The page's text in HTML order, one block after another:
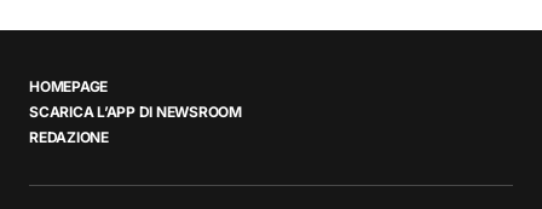
HOMEPAGE
SCARICA L’APP DI NEWSROOM
REDAZIONE